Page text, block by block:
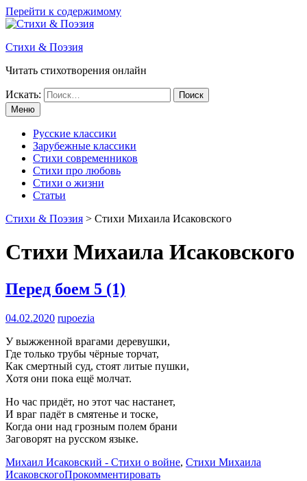
Перейти к содержимому
Стихи & Поэзия
Читать стихотворения онлайн
Искать:
Меню
Русские классики
Зарубежные классики
Стихи современников
Стихи про любовь
Стихи о жизни
Статьи
Стихи & Поэзия > Стихи Михаила Исаковского
Стихи Михаила Исаковского
Перед боем 5 (1)
04.02.2020 rupoezia
У выжженной врагами деревушки,
Где только трубы чёрные торчат,
Как смертный суд, стоят литые пушки,
Хотя они пока ещё молчат.
Но час придёт, но этот час настанет,
И враг падёт в смятенье и тоске,
Когда они над грозным полем брани
Заговорят на русском языке.
Михаил Исаковский - Стихи о войне, Стихи Михаила
ИсаковскогоПрокомментировать